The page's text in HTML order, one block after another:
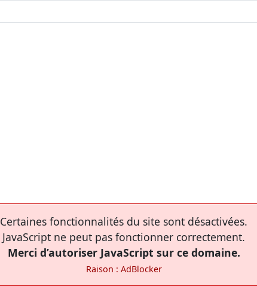
Certaines fonctionnalités du site sont désactivées.
JavaScript ne peut pas fonctionner correctement.
Merci d’autoriser JavaScript sur ce domaine.
Raison : AdBlocker